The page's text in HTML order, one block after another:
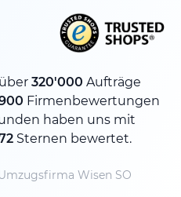
320'000 Aufträge
Firmenbewertungen
haben uns mit
Sternen bewertet.
Wisen SO